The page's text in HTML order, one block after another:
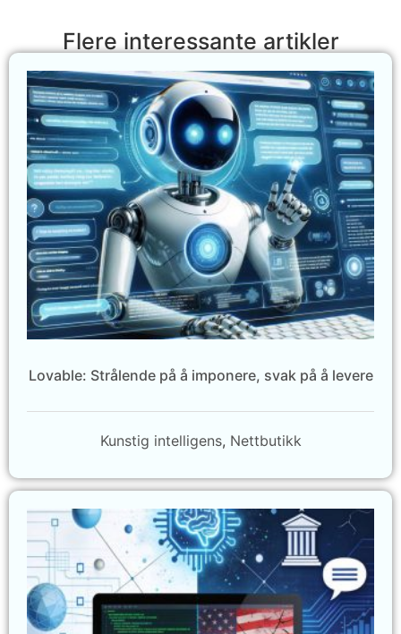
Flere interessante artikler
Lovable: Strålende på å imponere, svak på å levere
Kunstig intelligens, Nettbutikk